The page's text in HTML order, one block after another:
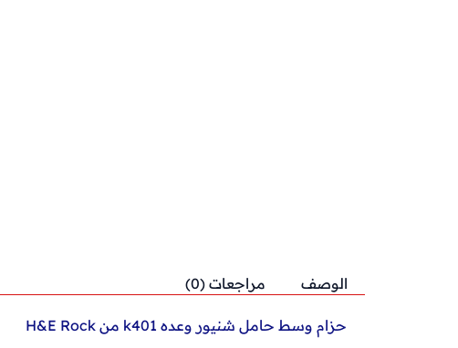
الوصف مراجعات (0)
حزام وسط حامل شنيور وعده k401 من H&E Rock